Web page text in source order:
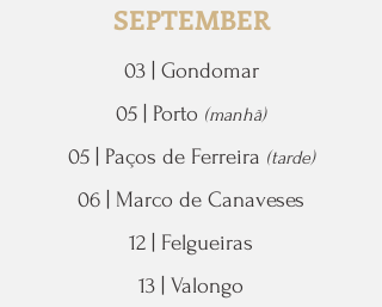
SEPTEMBER
03 | Gondomar
05 | Porto (manhã)
05 | Paços de Ferreira (tarde)
06 | Marco de Canaveses
12 | Felgueiras
13 | Valongo